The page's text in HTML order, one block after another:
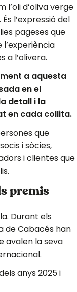
d’oliva verge
l’expressió del
pageses que
l’experiència
a l’olivera.
a aquesta
en el
detall i la
en cada collita.
que
i sòcies,
i clientes que
premis
Durant els
de Cabacés han
avalen la seva
anys 2025 i